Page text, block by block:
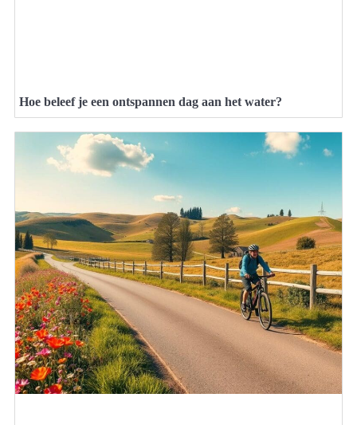
Hoe beleef je een ontspannen dag aan het water?